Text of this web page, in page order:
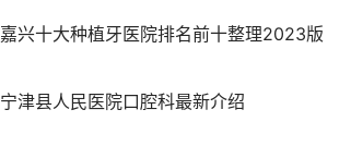
嘉兴十大种植牙医院排名前十整理2023版
宁津县人民医院口腔科最新介绍